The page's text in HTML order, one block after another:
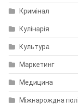
Кримінал
Кулінарія
Культура
Маркетинг
Медицина
Міжнарождна